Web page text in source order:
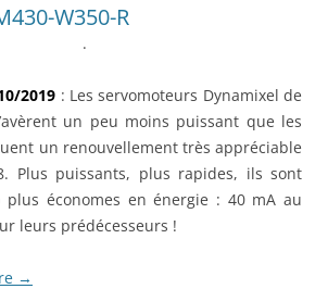
W350-R
.
2019 : Les servomoteurs Dynamixel de
un peu moins puissant que les
un renouvellement très appréciable
Plus puissants, plus rapides, ils sont
plus économes en énergie : 40 mA au
leurs prédécesseurs !
→